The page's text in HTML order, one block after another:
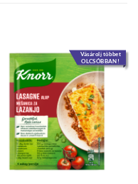
Vásárolj többet
OLCSÓBBAN!